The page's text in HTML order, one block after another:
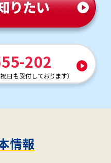
202
祝日も受付しております）
情報